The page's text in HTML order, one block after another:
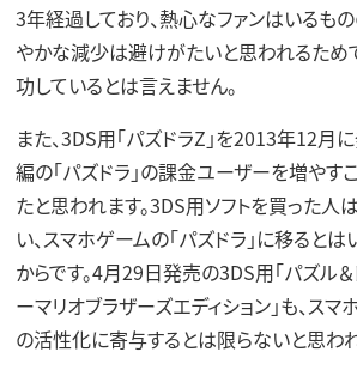
3年経過しており、熱心なファンはいるも
やかな減少は避けがたいと思われるため
功しているとは言えません。
また、3DS用｢パズドラZ｣を2013年12月
編の「パズドラ」の課金ユーザーを増やす
たと思われます。3DS用ソフトを買った人
い、スマホゲームの「パズドラ」に移ると
からです。4月29日発売の3DS用「パズル
ーマリオブラザーズエディション」も、スマ
の活性化に寄与するとは限らないと思われ